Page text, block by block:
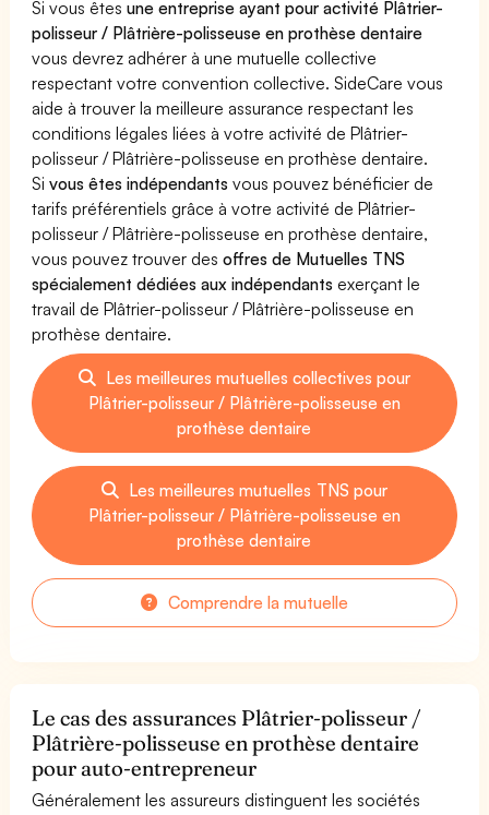
Si vous êtesune entreprise ayant pour activité Plâtrier-
polisseur / Plâtrière-polisseuse en prothèse dentaire
vous devrez adhérer à une mutuelle collective
respectant votre convention collective. SideCare vous
aide à trouver la meilleure assurance respectant les
conditions légales liées à votre activité de Plâtrier-
polisseur / Plâtrière-polisseuse en prothèse dentaire.
Sivous êtes indépendants vous pouvez bénéficier de
tarifs préférentiels grâce à votre activité de Plâtrier-
polisseur / Plâtrière-polisseuse en prothèse dentaire,
vous pouvez trouver desoffres de Mutuelles TNS
spécialement dédiées aux indépendants exerçant le
travail de Plâtrier-polisseur / Plâtrière-polisseuse en
prothèse dentaire.
Les meilleures mutuelles collectives pour
Plâtrier-polisseur / Plâtrière-polisseuse en
prothèse dentaire
Les meilleures mutuelles TNS pour
Plâtrier-polisseur / Plâtrière-polisseuse en
prothèse dentaire
Comprendre la mutuelle
Le cas des assurances Plâtrier-polisseur /
Plâtrière-polisseuse en prothèse dentaire
pour auto-entrepreneur
Généralement les assureurs distinguent les sociétés